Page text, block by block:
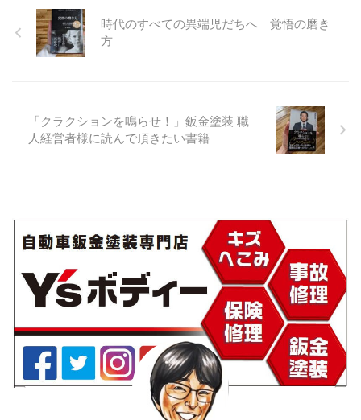
ーです。 フレームの曲がりを
修正 ▲ ...
キズの確認 ...
になってしまうので低価格で
仕上がりが良い修理方法（コ
スパ重視）は無いのか？ 今回
た。 それでは修理工程を当店
公式インスタグラムの画像と
プレーガン」 アネスト岩田 極
「鈑金塗装 研究室」に
ついては僕のプロフィールの
リンクをクリックしてブログ
時代のすべての異端児だちへ 覚悟の磨き
方
「クラクションを鳴らせ！」鈑金塗装 職
人経営者様に読んで頂きたい書籍